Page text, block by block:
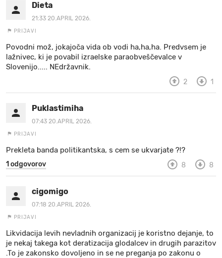
Dieta
21:33 20.APRIL 2026.
PRIJAVI
Povodni mož, jokajoča vida ob vodi ha,ha,ha. Predvsem je
lažnivec, ki je povabil izraelske paraobveščevalce v
Slovenijo..... NEdržavnik.
2 1
Puklastimiha
07:43 20.APRIL 2026.
PRIJAVI
Prekleta banda politikantska, s cem se ukvarjate ?!?
1 odgovorov 8 8
cigomigo
07:18 20.APRIL 2026.
PRIJAVI
Likvidacija levih nevladnih organizacij je koristno dejanje, to
je nekaj takega kot deratizacija glodalcev in drugih parazitov
.To je zakonsko dovoljeno in se ne preganja po zakonu o